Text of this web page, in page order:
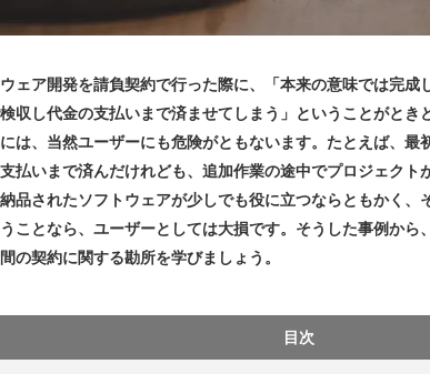
ェア開発を請負契約で行った際に、「本来の意味では完成
収し代金の支払いまで済ませてしまう」ということがとき
は、当然ユーザーにも危険がともないます。たとえば、最
払いまで済んだけれども、追加作業の途中でプロジェクト
品されたソフトウェアが少しでも役に立つならともかく、
ことなら、ユーザーとしては大損です。そうした事例から
の契約に関する勘所を学びましょう。
目次